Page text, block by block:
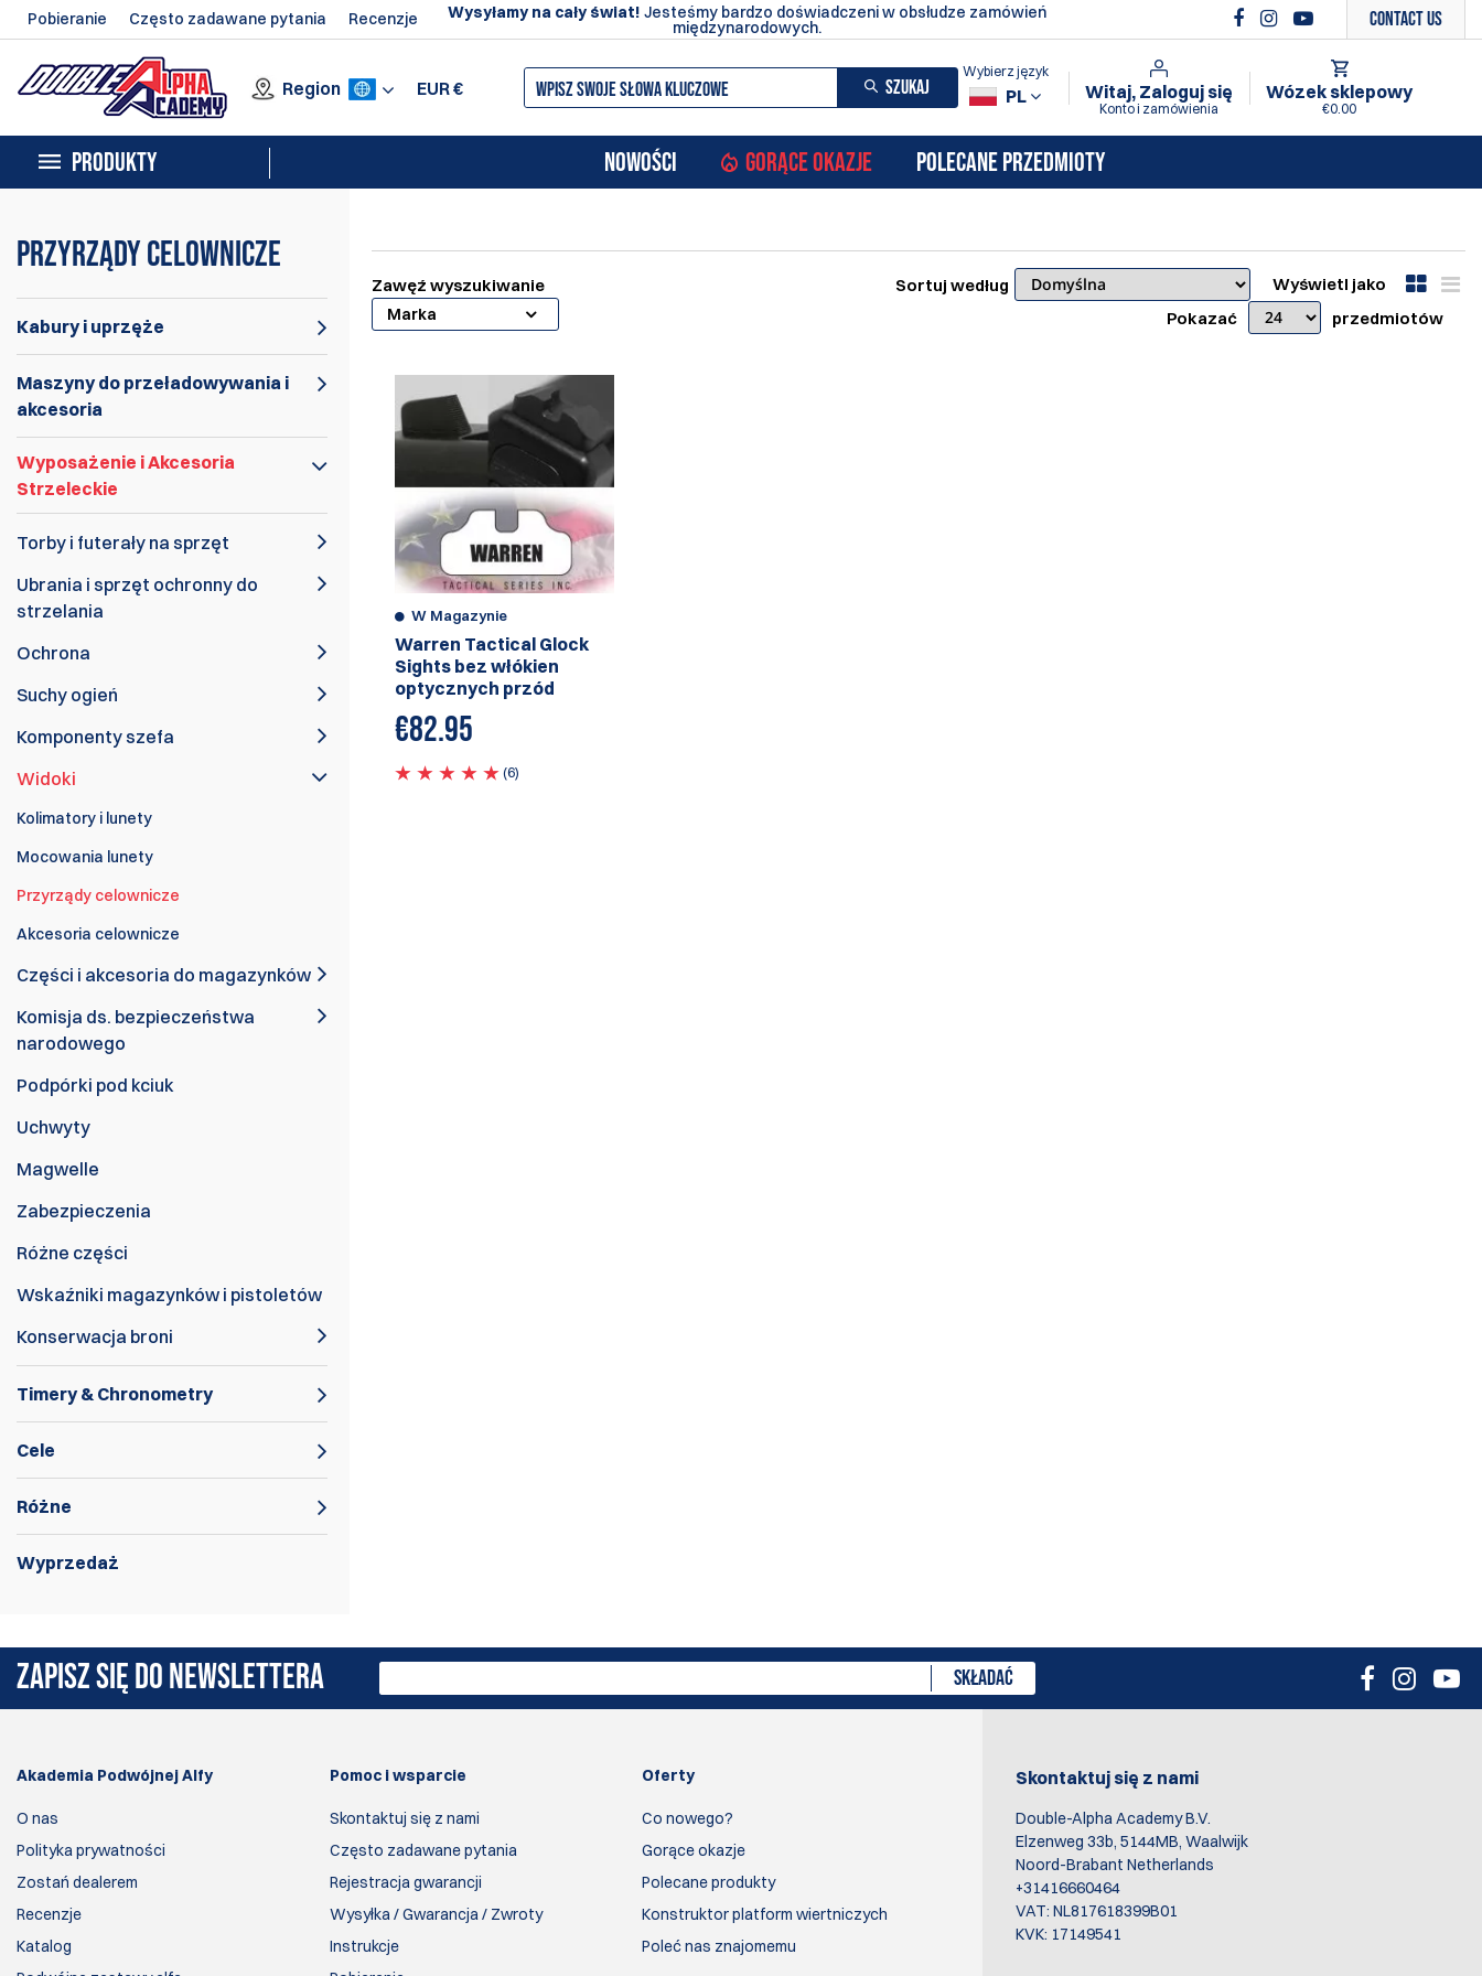
Pobieranie Często zadawane pytania Recenzje Wysyłamy na cały świat! Jesteśmy bardzo doświadczeni w obsłudze zamówień
międzynarodowych. Contact Us
Region EUR€ SZUKAJ PL
Wybierz język
Witaj, Zaloguj się
Konto i zamówienia
Wózek sklepowy
€0.00
PRODUKTY NOWOŚCI GORĄCE OKAZJE POLECANE PRZEDMIOTY
Przyrządy celownicze
Kabury i uprzęże
Maszyny do przeładowywania i
akcesoria
Wyposażenie i Akcesoria
Strzeleckie
Torby i futerały na sprzęt
Ubrania i sprzęt ochronny do
strzelania
Ochrona
Suchy ogień
Komponenty szefa
Widoki
Kolimatory i lunety
Mocowania lunety
Przyrządy celownicze
Akcesoria celownicze
Części i akcesoria do magazynków
Komisja ds. bezpieczeństwa
narodowego
Podpórki pod kciuk
Uchwyty
Magwelle
Zabezpieczenia
Różne części
Wskaźniki magazynków i pistoletów
Konserwacja broni
Timery & Chronometry
Cele
Różne
Wyprzedaż
Zawęź wyszukiwanie
Marka
Wyświetl jako
Sortuj według
Pokazać
przedmiotów
W Magazynie
Warren Tactical Glock
Sights bez włókien
optycznych przód
€82.95
(6)
ZAPISZ SIĘ DO NEWSLETTERA SKŁADAĆ
Akademia Podwójnej Alfy
O nas
Polityka prywatności
Zostań dealerem
Recenzje
Katalog
Pomoc i wsparcie
Skontaktuj się z nami
Często zadawane pytania
Rejestracja gwarancji
Wysyłka / Gwarancja / Zwroty
Instrukcje
Oferty
Co nowego?
Gorące okazje
Polecane produkty
Konstruktor platform wiertniczych
Poleć nas znajomemu
Skontaktuj się z nami
Double-Alpha Academy B.V.
Elzenweg 33b, 5144MB, Waalwijk
Noord-Brabant Netherlands
+31416660464
VAT: NL817618399B01
KVK: 17149541